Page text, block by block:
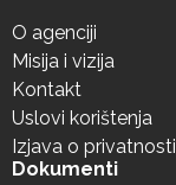
O agenciji
Misija i vizija
Kontakt
Uslovi korištenja
Izjava o privatnosti
Dokumenti